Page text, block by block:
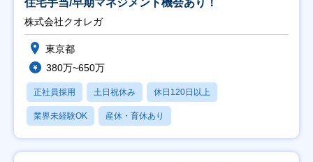
株式会社クオレガ
東京都
380万~650万
正社員採用 土日祝休み 休日120日以上
業界未経験OK 産休・育休あり